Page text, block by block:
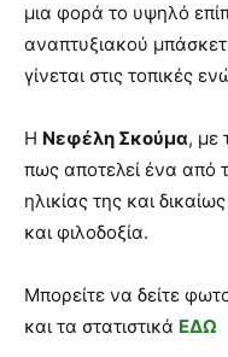
μια φορά το υψηλό
αναπτυξιακού μπάσκετ
γίνεται στις τοπικές
Η Νεφέλη Σκούμα, με
πως αποτελεί ένα από
ηλικίας της και
και φιλοδοξία.
Μπορείτε να δείτε
και τα στατιστικά ΕΔΩ